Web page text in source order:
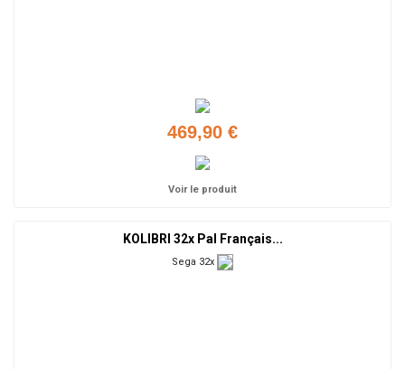
469,90 €
Voir le produit
KOLIBRI 32x Pal Français...
Sega 32x